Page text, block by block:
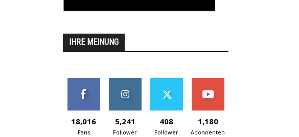
IHRE MEINUNG
18,016
Fans
5,241
Follower
408
Follower
1,180
Abonnenten